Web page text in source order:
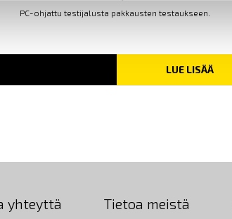
PC-ohjattu testijalusta pakkausten testaukseen.
LUE LISÄÄ
yhteyttä Tietoa meistä